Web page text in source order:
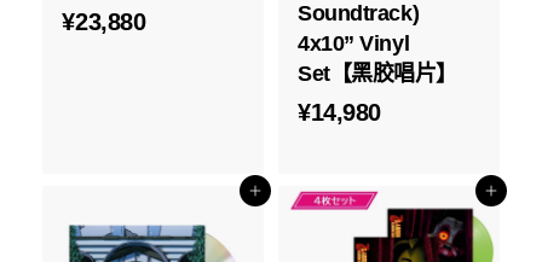
¥23,880¥
0
Soundtrack)
4x10” Vinyl
Set【黑胶唱片】
¥14,980¥
,
9
添加到购物车 添加到购物车